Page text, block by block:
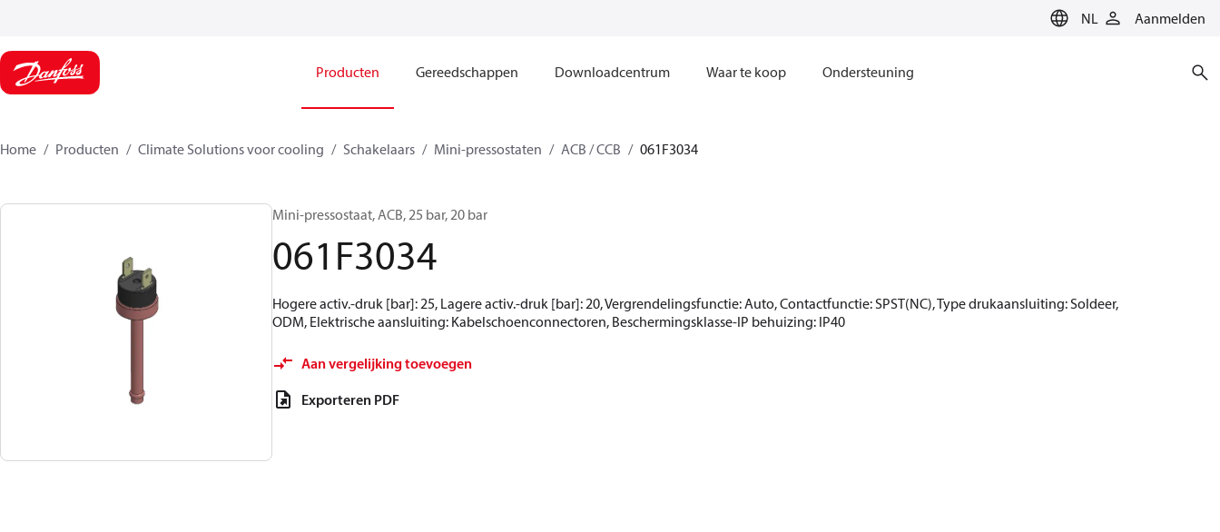
NL Aanmelden
Producten Gereedschappen Downloadcentrum Waar te koop Ondersteuning
Home Producten Climate Solutions voor cooling Schakelaars Mini-pressostaten ACB / CCB 061F3034
Mini-pressostaat, ACB, 25 bar, 20 bar
061F3034
Hogere activ.-druk [bar]: 25, Lagere activ.-druk [bar]: 20, Vergrendelingsfunctie: Auto, Contactfunctie: SPST(NC), Type drukaansluiting: Soldeer,
ODM, Elektrische aansluiting: Kabelschoenconnectoren, Beschermingsklasse-IP behuizing: IP40
Aan vergelijking toevoegen
Exporteren PDF